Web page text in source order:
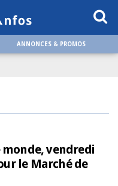
ANNONCES & PROMOS
monde, vendredi
le Marché de